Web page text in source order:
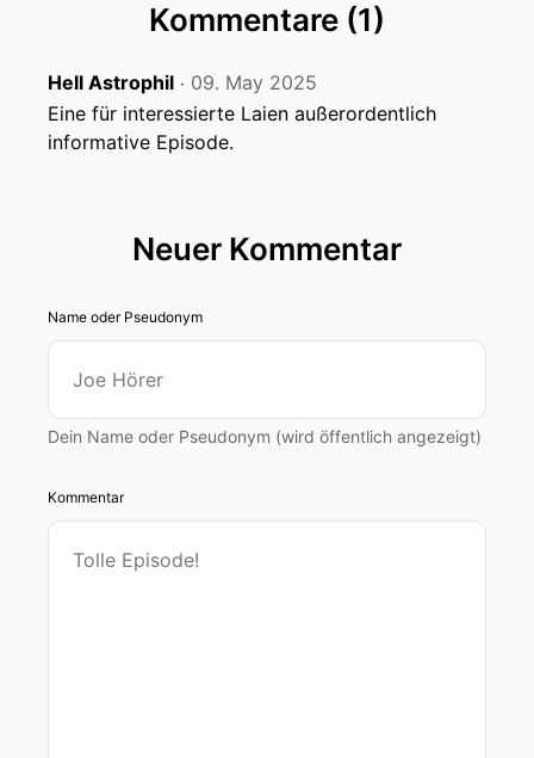
Kommentare (1)
Hell Astrophil ‧ 09. May 2025
Eine für interessierte Laien außerordentlich
informative Episode.
Neuer Kommentar
Name oder Pseudonym
Dein Name oder Pseudonym (wird öffentlich angezeigt)
Kommentar